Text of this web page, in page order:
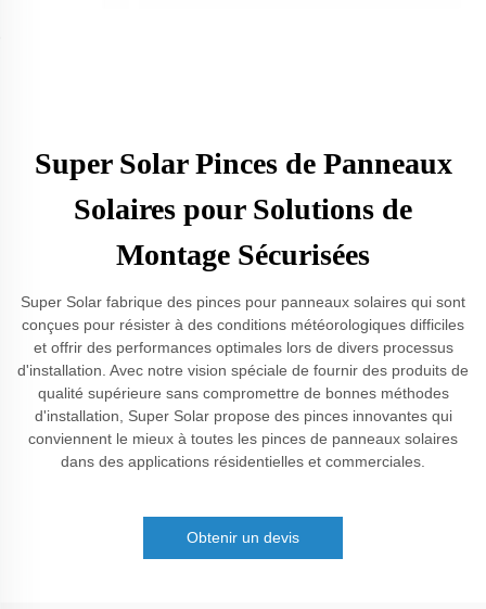
Super Solar Pinces de Panneaux
Solaires pour Solutions de
Montage Sécurisées
Super Solar fabrique des pinces pour panneaux solaires qui sont
conçues pour résister à des conditions météorologiques difficiles
et offrir des performances optimales lors de divers processus
d'installation. Avec notre vision spéciale de fournir des produits de
qualité supérieure sans compromettre de bonnes méthodes
d'installation, Super Solar propose des pinces innovantes qui
conviennent le mieux à toutes les pinces de panneaux solaires
dans des applications résidentielles et commerciales.
Obtenir un devis